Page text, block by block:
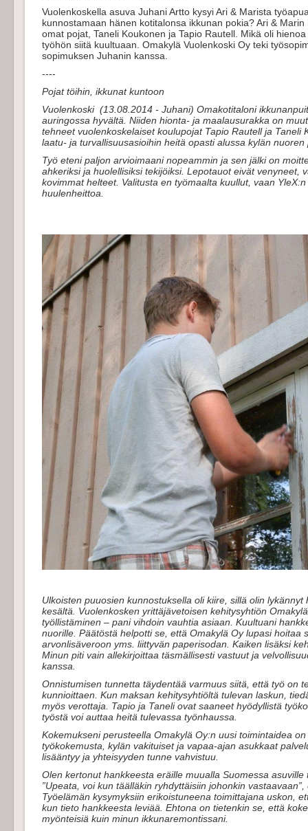
Vuolenkoskella asuva Juhani Artto kysyi Ari & Marista
kunnostamaan hänen kotitalonsa ikkunan pokia? Ari &
omat pojat, Taneli Koukonen ja Tapio Rautell. Mikä oli
työhön siitä kuultuaan. Omakylä Vuolenkoski Oy teki
sopimuksen Juhanin kanssa.
----
Pojat töihin, ikkunat kuntoon
Vuolenkoski (13.08.2014 - Juhani) Omakotitaloni
auringossa hyvältä. Niiden hionta- ja maalausurakka on
tehneet vuolenkoskelaiset koulupojat Tapio Rautell ja Taneli
laatu- ja turvallisuusasioihin heitä opasti alussa kylän
Työ eteni paljon arvioimaani nopeammin ja sen jälki on
ahkeriksi ja huolellisiksi tekijöiksi. Lepotauot eivät venyneet,
kovimmat helteet. Valitusta en työmaalta kuullut, vaan
huulenheittoa.
Ulkoisten puuosien kunnostuksella oli kiire, sillä olin
kesältä. Vuolenkosken yrittäjävetoisen kehitysyhtiön
työllistäminen – pani vihdoin vauhtia asiaan. Kuultuani
nuorille. Päätöstä helpotti se, että Omakylä Oy lupasi hoitaa
arvonlisäveroon yms. liittyvän paperisodan. Kaiken lisäksi
Minun piti vain allekirjoittaa täsmällisesti vastuut ja
kanssa.
Onnistumisen tunnetta täydentää varmuus siitä, että työ on
kunnioittaen. Kun maksan kehitysyhtiöltä tulevan laskun,
myös verottaja. Tapio ja Taneli ovat saaneet hyödyllistä
työstä voi auttaa heitä tulevassa työnhaussa.
Kokemukseni perusteella Omakylä Oy:n uusi toimintaidea
työkokemusta, kylän vakituiset ja vapaa-ajan asukkaat
lisääntyy ja yhteisyyden tunne vahvistuu.
Olen kertonut hankkeesta eräille muualla Suomessa
”Upeata, voi kun täälläkin ryhdyttäisiin johonkin
Työelämän kysymyksiin erikoistuneena toimittajana uskon,
kun tieto hankkeesta leviää. Ehtona on tietenkin se, että
myönteisiä kuin minun ikkunaremontissani.